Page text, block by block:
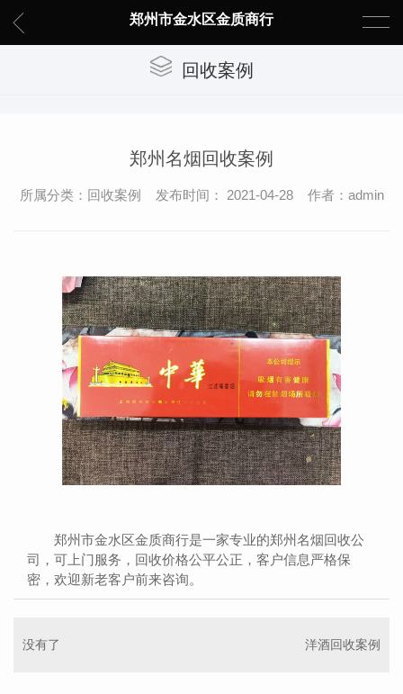
郑州市金水区金质商行
回收案例
郑州名烟回收案例
所属分类：回收案例 发布时间： 2021-04-28 作者：admin
郑州市金水区金质商行是一家专业的郑州名烟回收公
司，可上门服务，回收价格公平公正，客户信息严格保
密，欢迎新老客户前来咨询。
没有了 洋酒回收案例